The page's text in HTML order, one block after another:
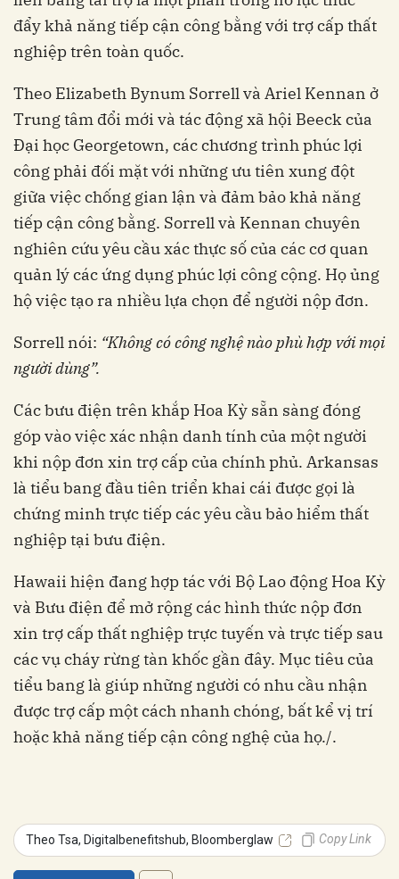
đẩy khả năng tiếp cận công bằng với trợ cấp thất
nghiệp trên toàn quốc.
Theo Elizabeth Bynum Sorrell và Ariel Kennan ở
Trung tâm đổi mới và tác động xã hội Beeck của
Đại học Georgetown, các chương trình phúc lợi
công phải đối mặt với những ưu tiên xung đột
giữa việc chống gian lận và đảm bảo khả năng
tiếp cận công bằng. Sorrell và Kennan chuyên
nghiên cứu yêu cầu xác thực số của các cơ quan
quản lý các ứng dụng phúc lợi công cộng. Họ ủng
hộ việc tạo ra nhiều lựa chọn để người nộp đơn.
Sorrell nói: “Không có công nghệ nào phù hợp với mọi
người dùng”.
Các bưu điện trên khắp Hoa Kỳ sẵn sàng đóng
góp vào việc xác nhận danh tính của một người
khi nộp đơn xin trợ cấp của chính phủ. Arkansas
là tiểu bang đầu tiên triển khai cái được gọi là
chứng minh trực tiếp các yêu cầu bảo hiểm thất
nghiệp tại bưu điện.
Hawaii hiện đang hợp tác với Bộ Lao động Hoa Kỳ
và Bưu điện để mở rộng các hình thức nộp đơn
xin trợ cấp thất nghiệp trực tuyến và trực tiếp sau
các vụ cháy rừng tàn khốc gần đây. Mục tiêu của
tiểu bang là giúp những người có nhu cầu nhận
được trợ cấp một cách nhanh chóng, bất kể vị trí
hoặc khả năng tiếp cận công nghệ của họ./.
Theo Tsa, Digitalbenefitshub, Bloomberglaw Copy Link